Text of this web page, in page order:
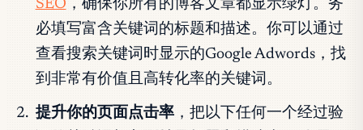
SEO ，确保你所有的博客文章都显示绿灯。务
必填写富含关键词的标题和描述。你可以通过
查看搜索关键词时显示的Google Adwords，找
到非常有价值且高转化率的关键词。
提升你的页面点击率，把以下任何一个经过验